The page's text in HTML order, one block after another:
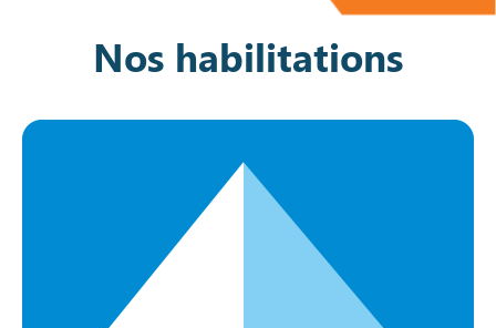
Nos habilitations